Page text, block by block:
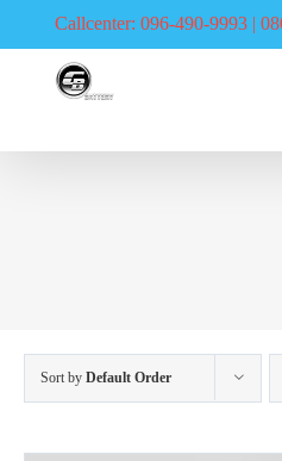
Callcenter: 096-490-9993 |
Sort by Default Order